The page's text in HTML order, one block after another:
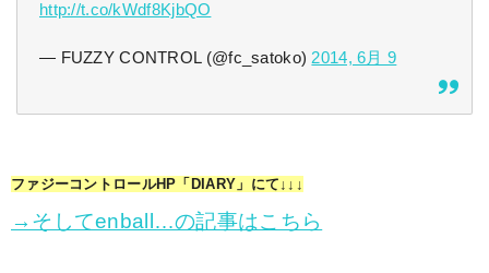
http://t.co/kWdf8KjbQO
— FUZZY CONTROL (@fc_satoko) 2014, 6月 9
ファジーコントロールHP「DIARY」にて↓↓↓
→そしてenball…の記事はこちら